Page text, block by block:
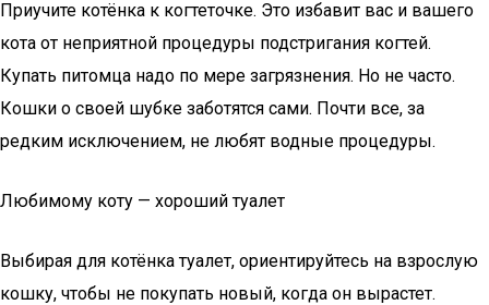
Приучите котёнка к когтеточке. Это избавит вас и вашего
кота от неприятной процедуры подстригания когтей.
Купать питомца надо по мере загрязнения. Но не часто.
Кошки о своей шубке заботятся сами. Почти все, за
редким исключением, не любят водные процедуры.
Любимому коту — хороший туалет
Выбирая для котёнка туалет, ориентируйтесь на взрослую
кошку, чтобы не покупать новый, когда он вырастет.